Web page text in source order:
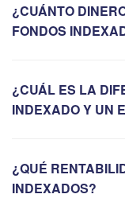
¿CUÁNTO
FONDOS
¿CUÁL ES LA
INDEXADO Y UN
¿QUÉ
INDEXADOS?